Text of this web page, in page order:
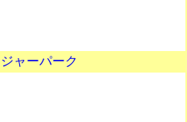
ャーパーク